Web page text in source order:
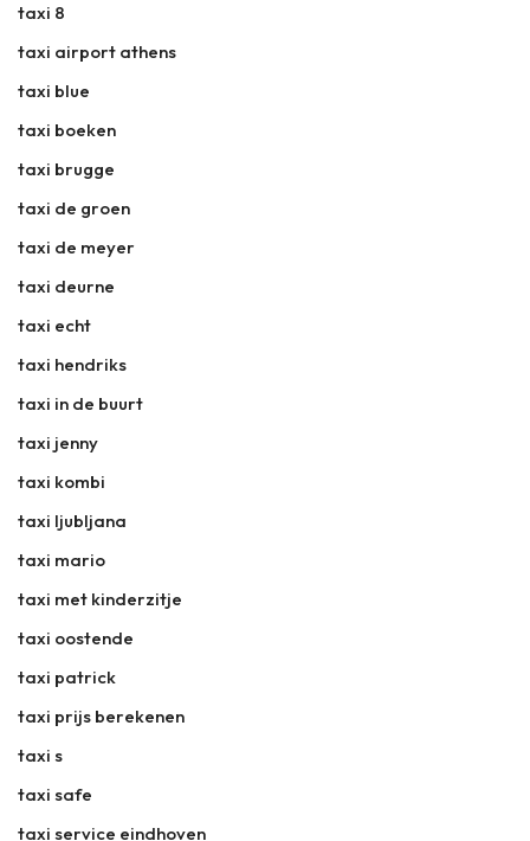
taxi 8
taxi airport athens
taxi blue
taxi boeken
taxi brugge
taxi de groen
taxi de meyer
taxi deurne
taxi echt
taxi hendriks
taxi in de buurt
taxi jenny
taxi kombi
taxi ljubljana
taxi mario
taxi met kinderzitje
taxi oostende
taxi patrick
taxi prijs berekenen
taxi s
taxi safe
taxi service eindhoven